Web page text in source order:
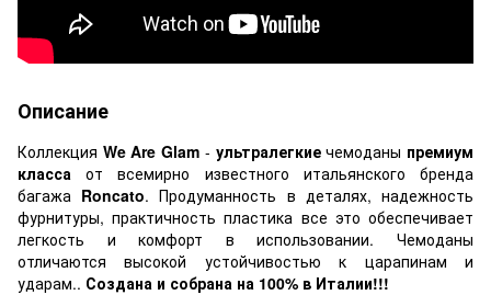
Описание
Коллекция We Are Glam - ультралегкиечемоданы премиум
класса от всемирно известного итальянского бренда
багажа Roncato. Продуманность в деталях, надежность
фурнитуры, практичность пластика все это обеспечивает
легкость и комфорт в использовании. Чемоданы
отличаются высокой устойчивостью к царапинам и
ударам.. Создана и собрана на 100% в Италии!!!